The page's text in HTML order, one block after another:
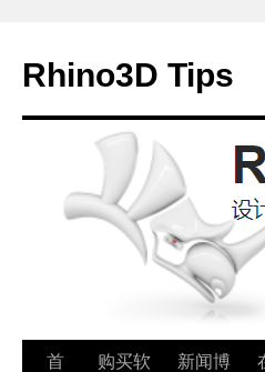
Rhino3D Tips
跳首 购买软 新闻博